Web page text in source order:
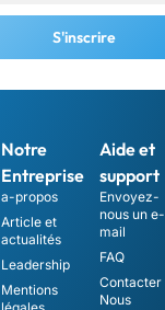
Notre
Entreprise
a-propos
Article et
actualités
Leadership
Mentions
Aide et
support
Envoyez-
nous un e-
mail
FAQ
Contacter
Nous
S'inscrire